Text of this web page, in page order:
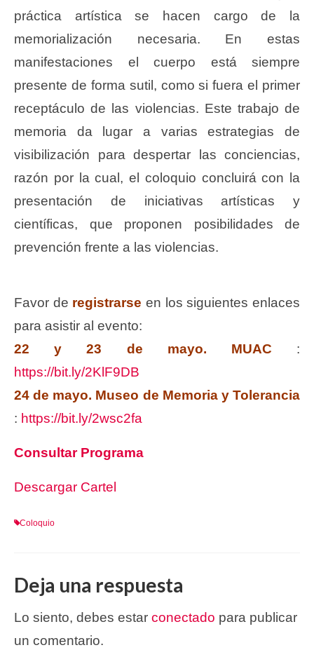
práctica artística se hacen cargo de la
memorialización necesaria. En estas
manifestaciones el cuerpo está siempre
presente de forma sutil, como si fuera el primer
receptáculo de las violencias. Este trabajo de
memoria da lugar a varias estrategias de
visibilización para despertar las conciencias,
razón por la cual, el coloquio concluirá con la
presentación de iniciativas artísticas y
científicas, que proponen posibilidades de
prevención frente a las violencias.
Favor de registrarse en los siguientes enlaces
para asistir al evento:
22 y 23 de mayo. MUAC
:
https://bit.ly/2KlF9DB
24 de mayo. Museo de Memoria y Tolerancia
: https://bit.ly/2wsc2fa
Consultar Programa
Descargar Cartel
Coloquio
Deja una respuesta
Lo siento, debes estar conectado para publicar
un comentario.